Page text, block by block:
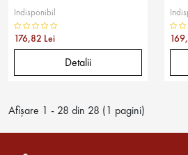
Indisponibil
176,82 Lei
Detalii
Afişare 1 - 28 din 28 (1 pagini)